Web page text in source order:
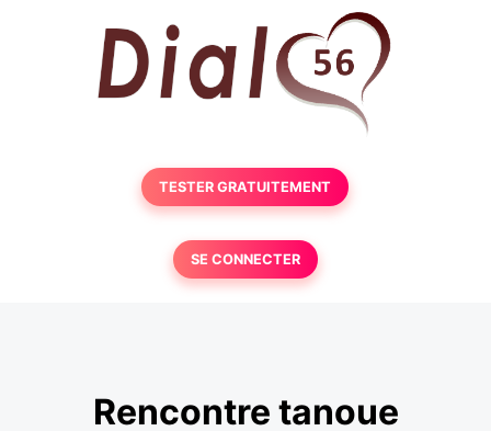
TESTER GRATUITEMENT
SE CONNECTER
Rencontre tanoue